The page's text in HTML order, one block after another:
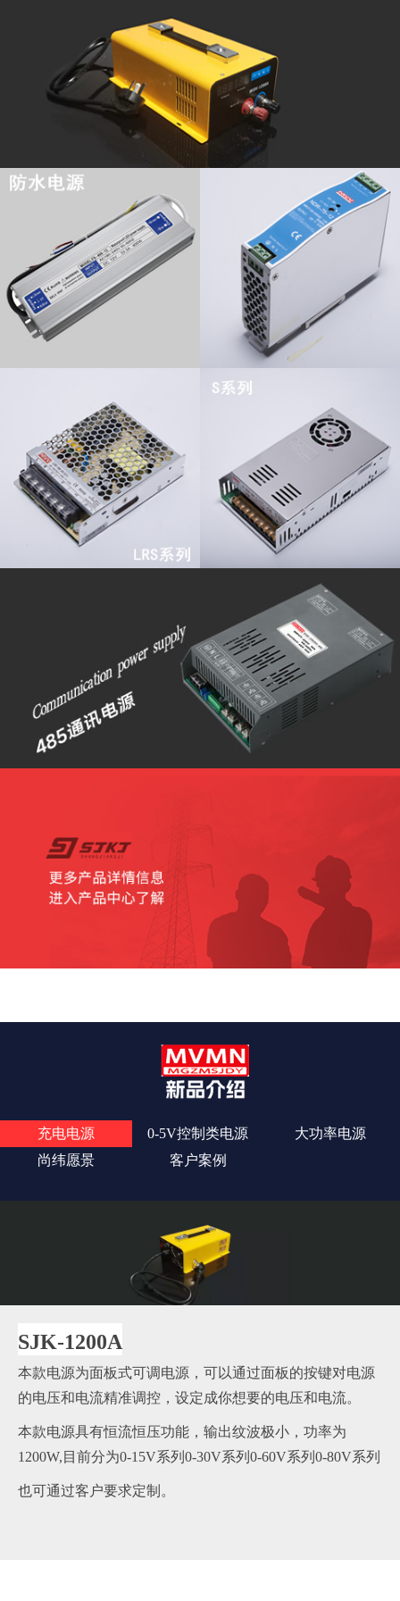
查看更多
查看更多
查看更多 查看更多
查看更多
充电电源 0-5V控制类电源
大功率电源
尚纬愿景
客户案例
SJK-1200A
本款电源为面板式可调电源，可以通过面板的按键对电源
的电压和电流精准调控，设定成你想要的电压和电流。
本款电源具有恒流恒压功能，输出纹波极小，功率为
1200W,目前分为0-15V系列0-30V系列0-60V系列0-80V系列
也可通过客户要求定制。